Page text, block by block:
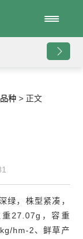
种 > 正文
绿，株型紧凑，
27.07g，容重
hm-2、鲜草产